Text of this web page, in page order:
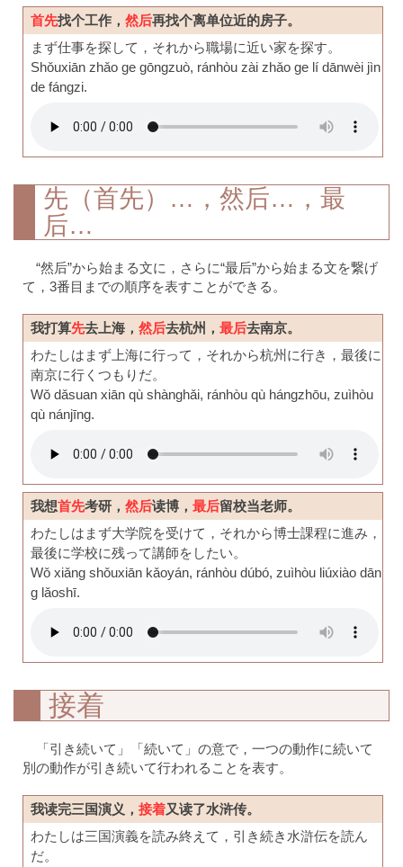
首先找个工作， 然后再找个离单位近的房子。
まず仕事を探して，それから職場に近い家を探す。
Shǒuxiān zhǎo ge gōngzuò, ránhòu zài zhǎo ge lí dānwèi jìn
de fángzi.
先（首先）…，然后…，最
后…
“然后”から始まる文に，さらに“最后”から始まる文を繋げ
て，3番目までの順序を表すことができる。
我打算先去上海， 然后去杭州， 最后去南京。
わたしはまず上海に行って，それから杭州に行き，最後に
南京に行くつもりだ。
Wǒ dǎsuan xiān qù shànghǎi, ránhòu qù hángzhōu, zuìhòu
qù nánjīng.
我想首先考研， 然后读博， 最后留校当老师。
わたしはまず大学院を受けて，それから博士課程に進み，
最後に学校に残って講師をしたい。
Wǒ xiǎng shǒuxiān kǎoyán, ránhòu dúbó, zuìhòu liúxiào dān
g lǎoshī.
接着
「引き続いて」「続いて」の意で，一つの動作に続いて
別の動作が引き続いて行われることを表す。
我读完三国演义， 接着又读了水浒传。
わたしは三国演義を読み終えて，引き続き水滸伝を読ん
だ。